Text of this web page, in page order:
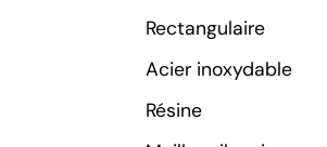
Rectangulaire
Acier inoxydable
Résine